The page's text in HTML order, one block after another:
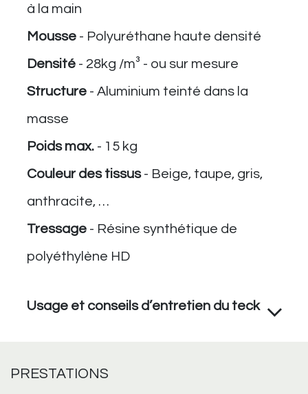
à la main
Mousse - Polyuréthane haute densité
Densité - 28kg /m³ - ou sur mesure
Structure - Aluminium teinté dans la
masse
Poids max. - 15 kg
Couleur des tissus- Beige, taupe, gris,
anthracite, …
Tressage - Résine synthétique de
polyéthylène HD
Usage et conseils d’entretien du teck
PRESTATIONS